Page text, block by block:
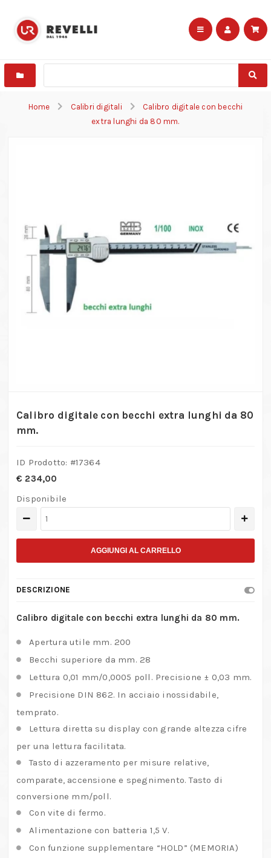
Home Calibri digitali
Calibro digitale con becchi
extra lunghi da 80 mm.
Calibro digitale con becchi extra lunghi da 80
mm.
ID Prodotto: #17364
€ 234,00
Disponibile
Calibro
digitale
becchi
lunghi
da
mm.
quantità
AGGIUNGI AL CARRELLO
DESCRIZIONE
Calibro digitale con becchi extra lunghi da 80 mm.
Apertura utile mm. 200
Becchi superiore da mm. 28
Lettura 0,01 mm/0,0005 poll. Precisione ± 0,03 mm.
Precisione DIN 862. In acciaio inossidabile,
temprato.
Lettura diretta su display con grande altezza cifre
per una lettura facilitata.
Tasto di azzeramento per misure relative,
comparate, accensione e spegnimento. Tasto di
conversione mm/poll.
Con vite di fermo.
Alimentazione con batteria 1,5 V.
Con funzione supplementare “HOLD” (MEMORIA)